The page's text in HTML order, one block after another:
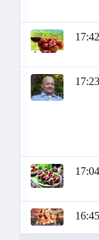
17:42
17:23
17:04
16:45